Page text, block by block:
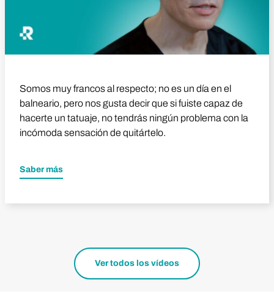
Somos muy francos al respecto; no es un día en el
balneario, pero nos gusta decir que si fuiste capaz de
hacerte un tatuaje, no tendrás ningún problema con la
incómoda sensación de quitártelo.
Saber más
Ver todos los vídeos